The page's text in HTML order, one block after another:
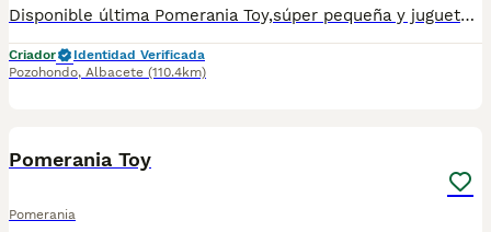
Disponible última Pomerania Toy,súper pequeña y juguetona,padres pesando sobre los 2,5 kilos,más información al 34687371777
Criador
Identidad Verificada
Pozohondo, Albacete (110.4km)
Pomerania Toy
Pomerania